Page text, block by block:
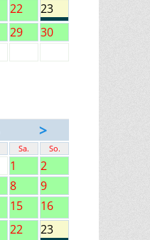
22
23
29
30
>
Sa. So.
1
2
8
9
15
16
22
23